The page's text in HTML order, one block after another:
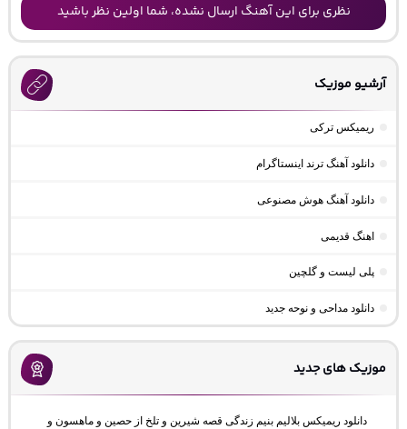
نظری برای این آهنگ ارسال نشده، شما اولین نظر باشید
آرشیو موزیک
ریمیکس ترکی
دانلود آهنگ ترند اینستاگرام
دانلود آهنگ هوش مصنوعی
اهنگ قدیمی
پلی لیست و گلچین
دانلود مداحی و نوحه جدید
موزیک های جدید
دانلود ریمیکس بلالیم بنیم زندگی قصه شیرین و تلخ از حصین و ماهسون و